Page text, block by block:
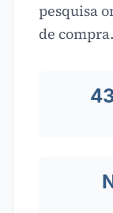
pesquisa
de compra.